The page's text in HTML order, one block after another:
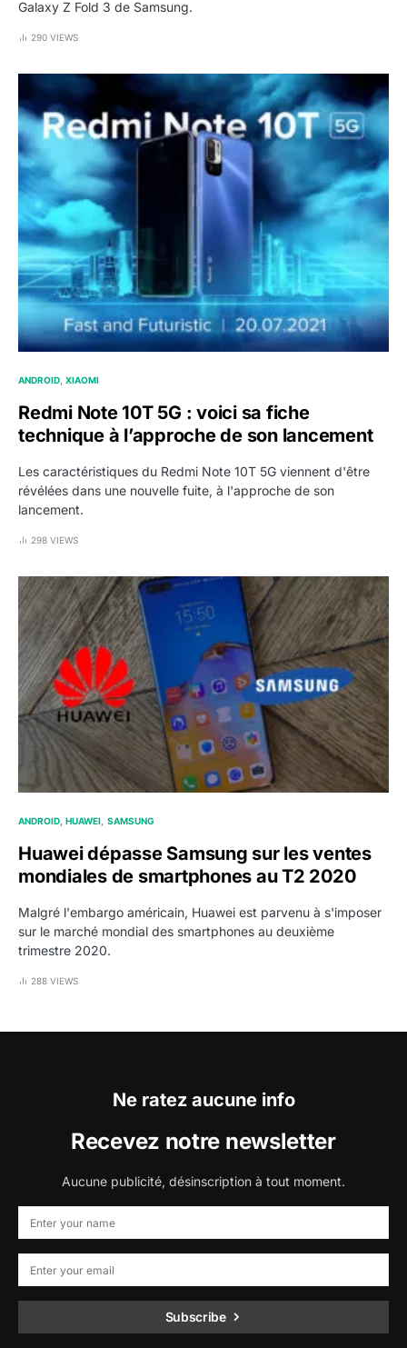
Galaxy Z Fold 3 de Samsung.
290 VIEWS
ANDROID XIAOMI
Redmi Note 10T 5G : voici sa fiche
technique à l’approche de son lancement
Les caractéristiques du Redmi Note 10T 5G viennent d'être
révélées dans une nouvelle fuite, à l'approche de son
lancement.
298 VIEWS
ANDROID HUAWEI SAMSUNG
Huawei dépasse Samsung sur les ventes
mondiales de smartphones au T2 2020
Malgré l'embargo américain, Huawei est parvenu à s'imposer
sur le marché mondial des smartphones au deuxième
trimestre 2020.
288 VIEWS
Ne ratez aucune info
Recevez notre newsletter
Aucune publicité, désinscription à tout moment.
Subscribe